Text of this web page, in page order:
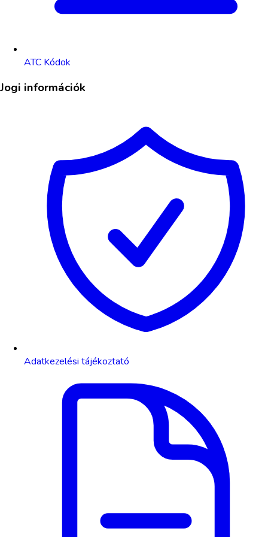
ATC Kódok
Jogi információk
Adatkezelési tájékoztató